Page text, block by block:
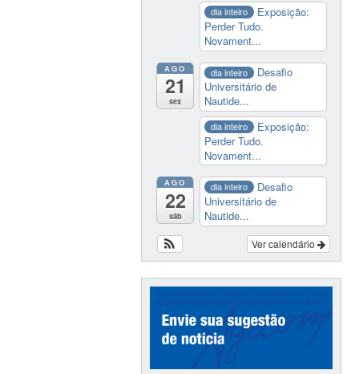
dia inteiro
Exposição:
Perder Tudo.
Novament...
AGO
21
sex
dia inteiro
Desafio
Universitário de
Nautide...
dia inteiro
Exposição:
Perder Tudo.
Novament...
AGO
22
sáb
dia inteiro
Desafio
Universitário de
Nautide...
Ver calendário